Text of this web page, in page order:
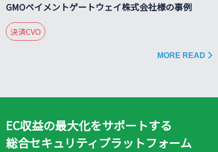
GMOペイメントゲートウェイ株式会社様の事例
決済CVO
MORE READ
EC収益の最大化をサポートする
総合セキュリティプラットフォーム